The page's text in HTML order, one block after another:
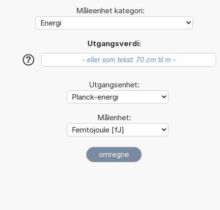
Måleenhet kategori:
Utgangsverdi:
?
Utgangsenhet:
Målenhet: